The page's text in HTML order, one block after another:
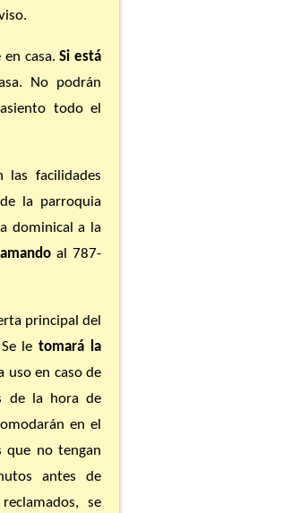
en casa.Si está
No podrán
todo el
las facilidades
la parroquia
dominical a la
llamando al 787-
principal del
Se letomará la
uso en caso de
de la hora de
en el
que no tengan
antes de
se